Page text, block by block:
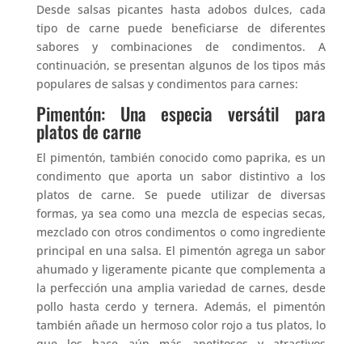
Desde salsas picantes hasta adobos dulces, cada
tipo de carne puede beneficiarse de diferentes
sabores y combinaciones de condimentos. A
continuación, se presentan algunos de los tipos más
populares de salsas y condimentos para carnes:
Pimentón: Una especia versátil para
platos de carne
El pimentón, también conocido como paprika, es un
condimento que aporta un sabor distintivo a los
platos de carne. Se puede utilizar de diversas
formas, ya sea como una mezcla de especias secas,
mezclado con otros condimentos o como ingrediente
principal en una salsa. El pimentón agrega un sabor
ahumado y ligeramente picante que complementa a
la perfección una amplia variedad de carnes, desde
pollo hasta cerdo y ternera. Además, el pimentón
también añade un hermoso color rojo a tus platos, lo